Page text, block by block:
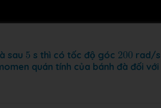
sau 5
5 s thì có tốc độ góc 200
200 rad/s
quán tính của bánh đà đối với